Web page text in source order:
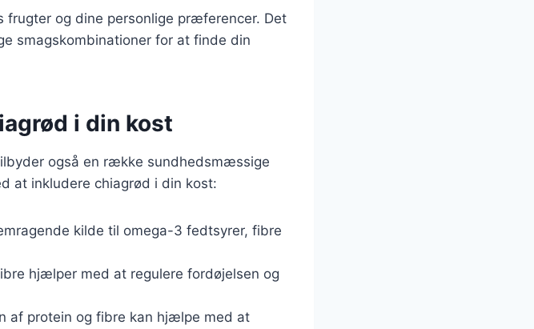
og dine personlige præferencer. Det
smagskombinationer for at finde din
i din kost
også en række sundhedsmæssige
at inkludere chiagrød i din kost:
kilde til omega-3 fedtsyrer, fibre
hjælper med at regulere fordøjelsen og
af protein og fibre kan hjælpe med at